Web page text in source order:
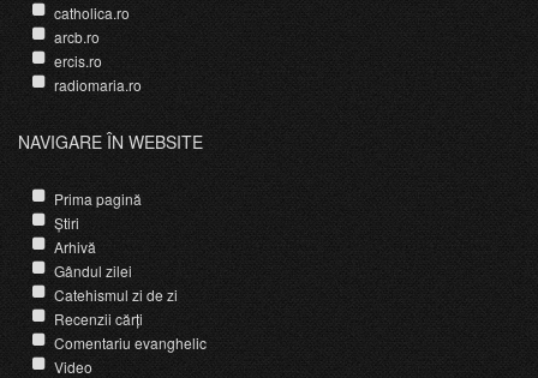
catholica.ro
arcb.ro
ercis.ro
radiomaria.ro
NAVIGARE ÎN WEBSITE
Prima pagină
Știri
Arhivă
Gândul zilei
Catehismul zi de zi
Recenzii cărți
Comentariu evanghelic
Video